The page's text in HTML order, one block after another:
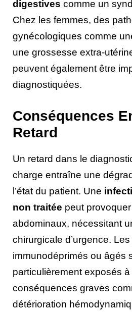
digestives comme un
Chez les femmes, des
gynécologiques comme
une grossesse extra-
peuvent également être
diagnostiquées.
Conséquences
Retard
Un retard dans le
charge entraîne une
l’état du patient. Une
non traitée peut
abdominaux, nécessitant
chirurgicale d’urgence.
immunodéprimés ou âgés
particulièrement exposés à
conséquences graves
détérioration